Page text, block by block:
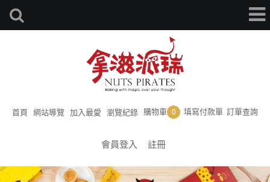
首頁 網站導覽 加入最愛 瀏覽紀錄 購物車 0 填寫付款單 訂單查詢
會員登入 註冊